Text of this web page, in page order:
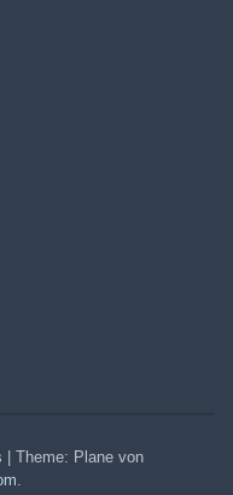
Theme: Plane von
.